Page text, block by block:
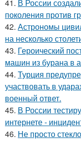
41. В России
поколения против
42. Астрономы
на несколько
43. Героический
машин из бурана в
44. Турция
участвовать в
военный ответ.
45. В России
интернете -
46. Не просто